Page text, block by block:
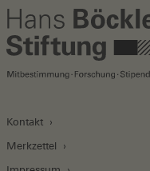
Kontakt
Merkzettel